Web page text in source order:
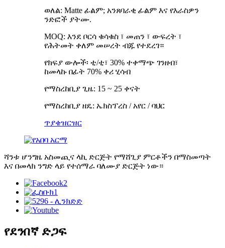
ወለል: Matte ፊልም; አንጸባራቂ ፊልም እና የእራስዎን
ንድፎች ያትሙ.
MOQ: እንደ ቦርሳ ቁሳቁስ ፣ መጠን ፣ ውፍረት ፣
የሕትመት ቀለም መሠረት ብጁ የተደረገ።
የክፍያ ውሎች፡ ቲ/ቲ፣ 30% ተቀማጭ ገንዘብ፣
ከመላኩ በፊት 70% ቀሪ ሂሳብ
የማስረከቢያ ጊዜ: 15 ~ 25 ቀናት
የማስረከቢያ ዘዴ: ኤክስፕረስ / አየር / ባህር
ጥያቄዝርዝር
ሻንቱ ሆንግዜ አስመጪና ላኪ ድርጅት የማሸጊያ ምርቶችን በማስመጣት
እና በመላክ ንግድ ላይ የተሰማራ ባለሙያ ድርጅት ነው።
የደንበኛ ድጋፍ